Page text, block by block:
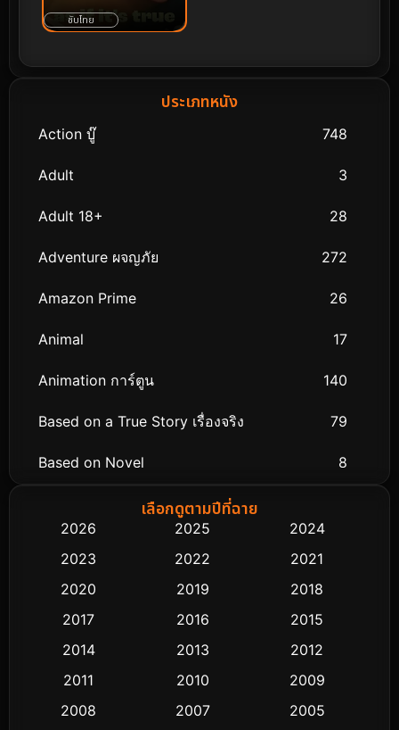
ซับไทย
ประเภทหนัง
Action บู๊ 748
Adult 3
Adult 18+ 28
Adventure ผจญภัย 272
Amazon Prime 26
Animal 17
Animation การ์ตูน 140
Based on a True Story เรื่องจริง 79
Based on Novel 8
Biography ชีวิตจริง
Classic หนังคลาสสิก
Comedy ตลก 435
Crime อาชญากรรม
เลือกดูตามปีที่ฉาย
2026 2025
2024
2023
2022
2021
2020
2019
2018
2017
2016
2015
2014
2013
2012
2011
2010
2009
2008
2007
2005